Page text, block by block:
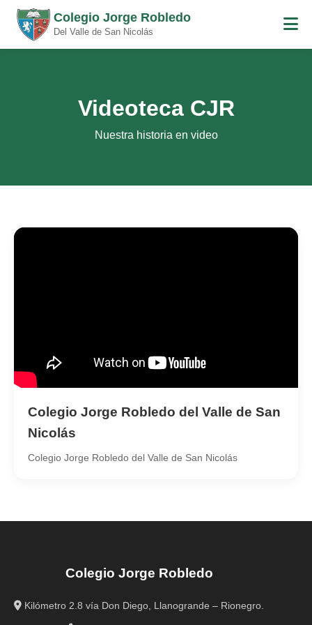
Colegio Jorge Robledo
Del Valle de San Nicolás
Videoteca CJR
Nuestra historia en video
Colegio Jorge Robledo del Valle de San
Nicolás
Colegio Jorge Robledo del Valle de San Nicolás
Colegio Jorge Robledo
Kilómetro 2.8 vía Don Diego, Llanogrande – Rionegro.